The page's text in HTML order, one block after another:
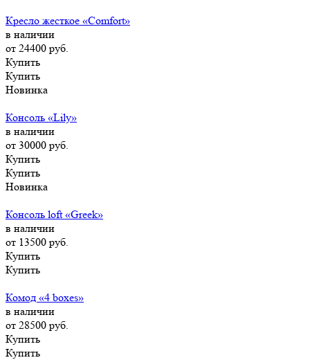
Кресло жесткое «Comfort»
в наличии
от 24400 руб.
Купить
Купить
Новинка
Консоль «Lily»
в наличии
от 30000 руб.
Купить
Купить
Новинка
Консоль loft «Greek»
в наличии
от 13500 руб.
Купить
Купить
Комод «4 boxes»
в наличии
от 28500 руб.
Купить
Купить